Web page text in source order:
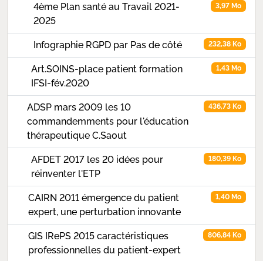
4ème Plan santé au Travail 2021-
2025
3,97 Mo
Infographie RGPD par Pas de côté 232,38 Ko
Art.SOINS-place patient formation
IFSI-fév.2020
1,43 Mo
ADSP mars 2009 les 10
commandemments pour l'éducation
thérapeutique C.Saout
436,73 Ko
AFDET 2017 les 20 idées pour
réinventer l'ETP
180,39 Ko
CAIRN 2011 émergence du patient
expert, une perturbation innovante
1,40 Mo
GIS IRePS 2015 caractéristiques
professionnelles du patient-expert
806,84 Ko